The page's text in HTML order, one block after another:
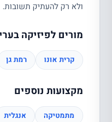
ולא רק להעתיק תשובות.
מורים לפיזיקה
קרית אונו רמת גן
מקצועות נוספים
מתמטיקה אנגלית